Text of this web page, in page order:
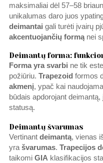
maksimaliai dėl 57–58
unikalumas daro juos
deimantai gali turėti įvairų
akcentuojančių formąnei
Deimantų forma:
Forma yra svarbi ne tik
požiūriu. Trapezoid formos
akmenį, ypač kai
būdais apdorojant
statusą.
Deimantų švarumas
Vertinant deimantą, vienas
yra švarumas. Trapecijos
taikomi GIA klasifikacijos